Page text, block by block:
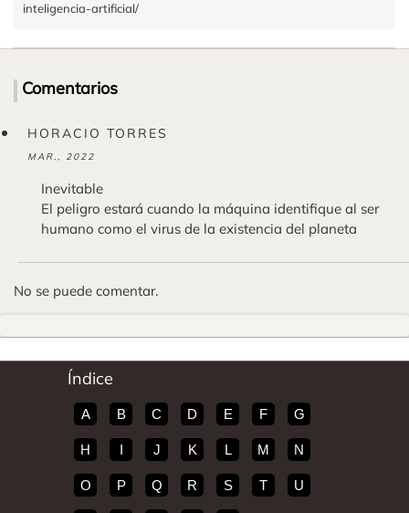
inteligencia-artificial/
Comentarios
HORACIO TORRES
MAR., 2022
Inevitable
El peligro estará cuando la máquina identifique al ser
humano como el virus de la existencia del planeta
No se puede comentar.
Índice
A B C D E F G
H I J K L M N
O P Q R S T U